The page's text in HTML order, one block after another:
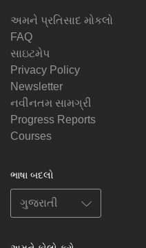
અમને પ્રતિસાદ મોકલો
FAQ
સાઇટમેપ
Privacy Policy
Newsletter
નવીનતમ સામગ્રી
Progress Reports
Courses
ભાષા બદલો